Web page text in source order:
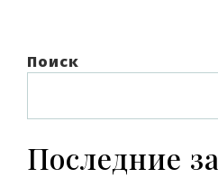
Поиск
Последние